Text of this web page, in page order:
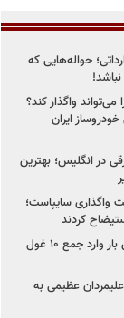
حواله‌هایی که
واگذار کند؟
ایران
در انگلیس؛ بهترین
واگذاری سایپاست؛
کردند
۳ خودروساز چینی برای نخستین بار وارد جمع ۱۰ غول
علیمردان عظیمی به